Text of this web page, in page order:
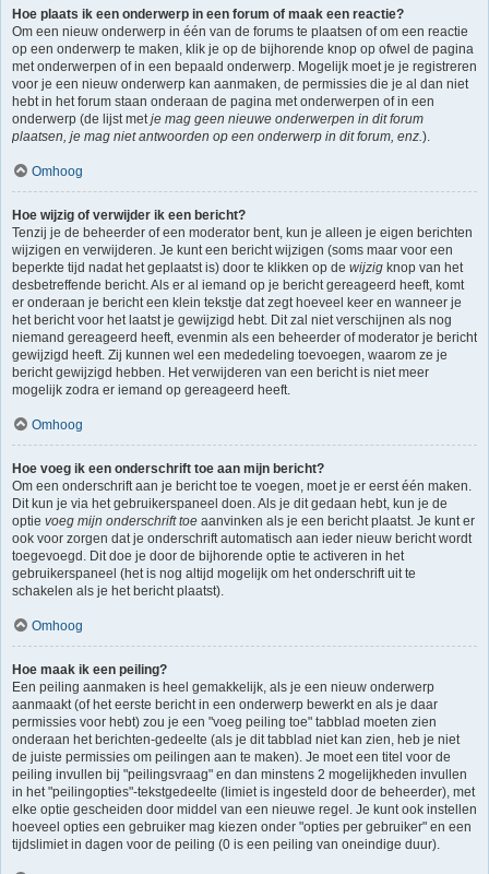
Hoe plaats ik een onderwerp in een forum of maak een reactie?
Om een nieuw onderwerp in één van de forums te plaatsen of om een reactie
op een onderwerp te maken, klik je op de bijhorende knop op ofwel de pagina
met onderwerpen of in een bepaald onderwerp. Mogelijk moet je je registreren
voor je een nieuw onderwerp kan aanmaken, de permissies die je al dan niet
hebt in het forum staan onderaan de pagina met onderwerpen of in een
onderwerp (de lijst metje mag geen nieuwe onderwerpen in dit forum
plaatsen, je mag niet antwoorden op een onderwerp in dit forum, enz.).
Omhoog
Hoe wijzig of verwijder ik een bericht?
Tenzij je de beheerder of een moderator bent, kun je alleen je eigen berichten
wijzigen en verwijderen. Je kunt een bericht wijzigen (soms maar voor een
beperkte tijd nadat het geplaatst is) door te klikken op de wijzig knop van het
desbetreffende bericht. Als er al iemand op je bericht gereageerd heeft, komt
er onderaan je bericht een klein tekstje dat zegt hoeveel keer en wanneer je
het bericht voor het laatst je gewijzigd hebt. Dit zal niet verschijnen als nog
niemand gereageerd heeft, evenmin als een beheerder of moderator je bericht
gewijzigd heeft. Zij kunnen wel een mededeling toevoegen, waarom ze je
bericht gewijzigd hebben. Het verwijderen van een bericht is niet meer
mogelijk zodra er iemand op gereageerd heeft.
Omhoog
Hoe voeg ik een onderschrift toe aan mijn bericht?
Om een onderschrift aan je bericht toe te voegen, moet je er eerst één maken.
Dit kun je via het gebruikerspaneel doen. Als je dit gedaan hebt, kun je de
optie voeg mijn onderschrift toe aanvinken als je een bericht plaatst. Je kunt er
ook voor zorgen dat je onderschrift automatisch aan ieder nieuw bericht wordt
toegevoegd. Dit doe je door de bijhorende optie te activeren in het
gebruikerspaneel (het is nog altijd mogelijk om het onderschrift uit te
schakelen als je het bericht plaatst).
Omhoog
Hoe maak ik een peiling?
Een peiling aanmaken is heel gemakkelijk, als je een nieuw onderwerp
aanmaakt (of het eerste bericht in een onderwerp bewerkt en als je daar
permissies voor hebt) zou je een "voeg peiling toe" tabblad moeten zien
onderaan het berichten-gedeelte (als je dit tabblad niet kan zien, heb je niet
de juiste permissies om peilingen aan te maken). Je moet een titel voor de
peiling invullen bij "peilingsvraag" en dan minstens 2 mogelijkheden invullen
in het "peilingopties"-tekstgedeelte (limiet is ingesteld door de beheerder), met
elke optie gescheiden door middel van een nieuwe regel. Je kunt ook instellen
hoeveel opties een gebruiker mag kiezen onder "opties per gebruiker" en een
tijdslimiet in dagen voor de peiling (0 is een peiling van oneindige duur).